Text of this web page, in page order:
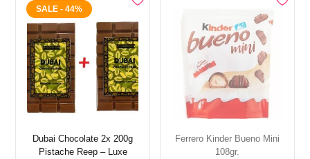
SALE - 44%
Dubai Chocolate 2x 200g
Pistache Reep – Luxe
Ferrero Kinder Bueno Mini
108gr.